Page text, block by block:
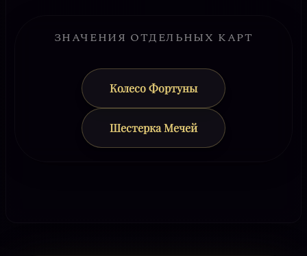
ЗНАЧЕНИЯ ОТДЕЛЬНЫХ КАРТ
Колесо Фортуны
Шестерка Мечей